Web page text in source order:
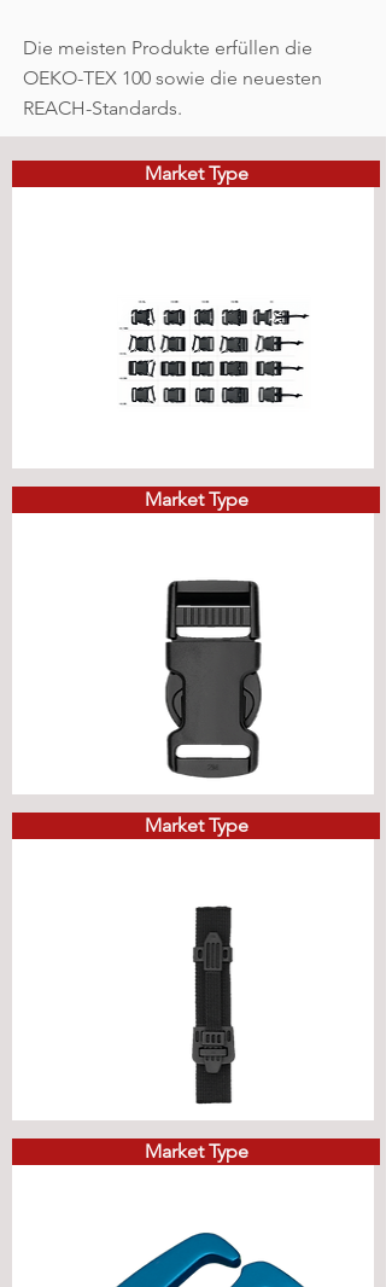
Die meisten Produkte erfüllen die
OEKO-TEX 100 sowie die neuesten
REACH-Standards.
Market Type
Market Type
Market Type
Market Type